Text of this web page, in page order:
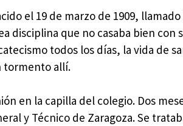
el 19 de marzo de 1909,
disciplina que no casaba bien con
todos los días, la vida de
tormento allí.
en la capilla del colegio. Dos
y Técnico de Zaragoza. Se